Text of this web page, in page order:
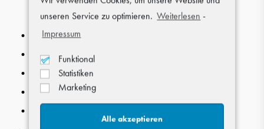
unseren Service zu optimieren. Weiterlesen -
Impressum
Funktional
Statistiken
Marketing
Alle akzeptieren
• Redaktionelle Arbeitsweise
• Gründliche Recherche
• Hochwertiger Content
• Gut aufbereitete und strukturierte Information
• Authentische Gestaltung